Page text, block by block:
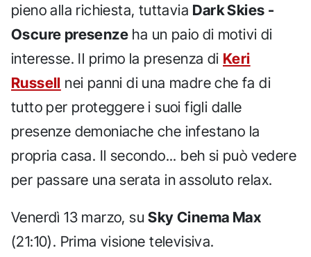
pieno alla richiesta, tuttavia Dark Skies -
Oscure presenze ha un paio di motivi di
interesse. Il primo la presenza di Keri
Russell nei panni di una madre che fa di
tutto per proteggere i suoi figli dalle
presenze demoniache che infestano la
propria casa. Il secondo... beh si può vedere
per passare una serata in assoluto relax.
Venerdì 13 marzo, suSky Cinema Max
(21:10). Prima visione televisiva.